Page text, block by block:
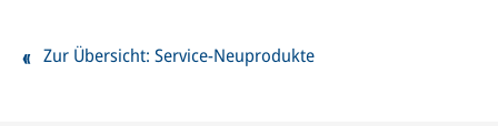
Zur Übersicht: Service-Neuprodukte